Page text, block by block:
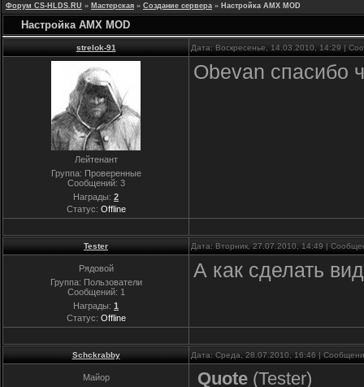
Форум CS-HLDS.RU » Мастерская » Создание сервера » Настройка AMX MOD
Настройка AMX MOD
strelok-91 Дата: Воскресенье, 14.03.2010, 14:29 |
Лейтенант
Группа: Проверенные
Сообщений: 3
Награды: 2
Статус: Offline
Obevan спасибо
Tester Дата: Вторник, 27.07.2010, 14:49 |
Рядовой
Группа: Пользователи
Сообщений: 1
Награды: 1
Статус: Offline
А как сделать
Schckrabby Дата: Среда, 28.07.2010, 16:46 |
Майор
Quote (Tester)